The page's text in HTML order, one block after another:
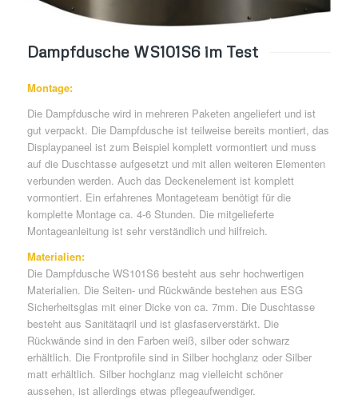
Dampfdusche WS101S6 im Test
Montage:
Die Dampfdusche wird in mehreren Paketen angeliefert und ist
gut verpackt. Die Dampfdusche ist teilweise bereits montiert, das
Displaypaneel ist zum Beispiel komplett vormontiert und muss
auf die Duschtasse aufgesetzt und mit allen weiteren Elementen
verbunden werden. Auch das Deckenelement ist komplett
vormontiert. Ein erfahrenes Montageteam benötigt für die
komplette Montage ca. 4-6 Stunden. Die mitgelieferte
Montageanleitung ist sehr verständlich und hilfreich.
Materialien:
Die Dampfdusche WS101S6 besteht aus sehr hochwertigen
Materialien. Die Seiten- und Rückwände bestehen aus ESG
Sicherheitsglas mit einer Dicke von ca. 7mm. Die Duschtasse
besteht aus Sanitätaqril und ist glasfaserverstärkt. Die
Rückwände sind in den Farben weiß, silber oder schwarz
erhältlich. Die Frontprofile sind in Silber hochglanz oder Silber
matt erhältlich. Silber hochglanz mag vielleicht schöner
aussehen, ist allerdings etwas pflegeaufwendiger.